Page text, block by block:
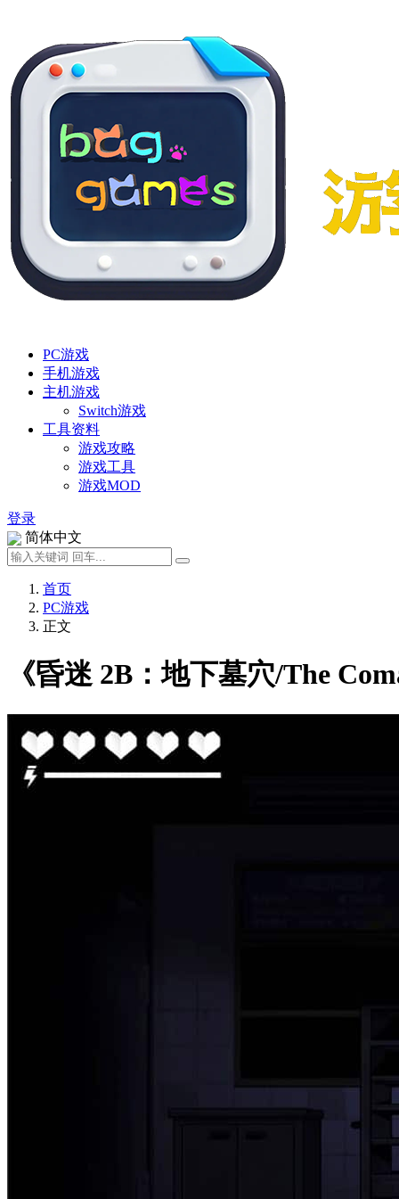
PC游戏
手机游戏
主机游戏
Switch游戏
工具资料
游戏攻略
游戏工具
游戏MOD
登录
简体中文
首页
PC游戏
正文
《昏迷 2B：地下墓穴/The